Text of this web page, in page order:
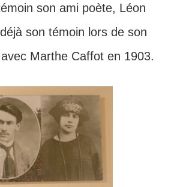
son ami poète, Léon
son témoin lors de son
Marthe Caffot en 1903.